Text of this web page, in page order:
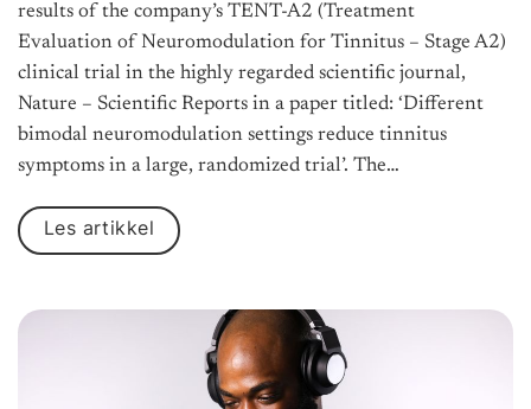
results of the company’s TENT-A2 (Treatment
Evaluation of Neuromodulation for Tinnitus – Stage A2)
clinical trial in the highly regarded scientific journal,
Nature – Scientific Reports in a paper titled: ‘Different
bimodal neuromodulation settings reduce tinnitus
symptoms in a large, randomized trial’. The…
Les artikkel